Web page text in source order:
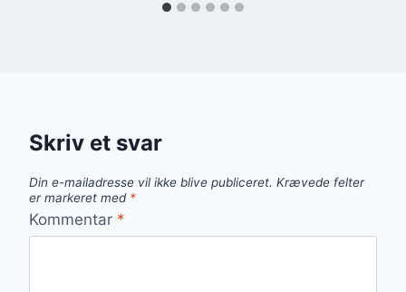
Skriv et svar
Din e-mailadresse vil ikke blive publiceret. Krævede felter
er markeret med *
Kommentar *